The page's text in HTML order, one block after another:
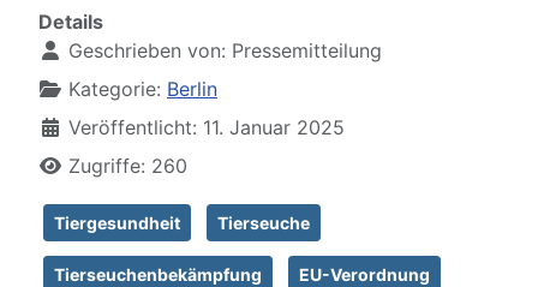
Details
Geschrieben von: Pressemitteilung
Kategorie: Berlin
Veröffentlicht: 11. Januar 2025
Zugriffe: 260
Tiergesundheit Tierseuche
Tierseuchenbekämpfung EU-Verordnung